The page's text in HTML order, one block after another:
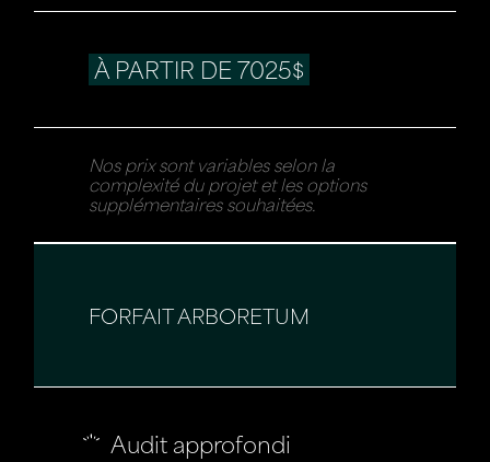
À PARTIR DE 7025$
Nos prix sont variables selon la
complexité du projet et les options
supplémentaires souhaitées.
FORFAIT ARBORETUM
Audit approfondi